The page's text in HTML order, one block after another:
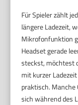
Für Spieler zählt
längere Ladezeit,
Mikrofonfunktion
Headset gerade
steckst, möchtest
mit kurzer
praktisch. Manche
sich während des